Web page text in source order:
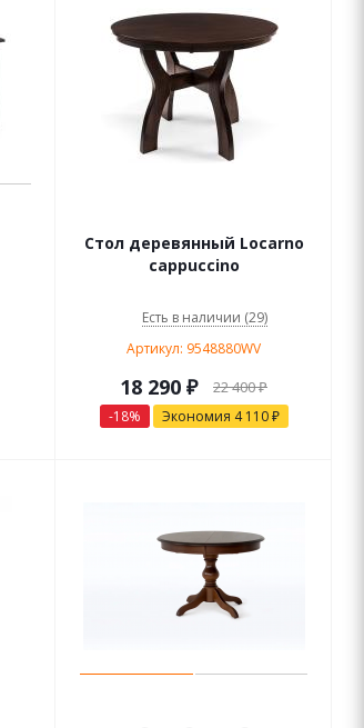
Стол деревянный Locarno
cappuccino
Есть в наличии (29)
Артикул: 9548880WV
18 290 ₽ 22 400₽
-18% Экономия 4 110₽